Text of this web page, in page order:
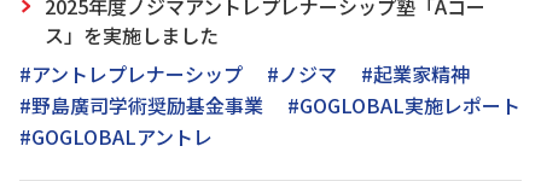
2025年度ノジマアントレプレナーシップ塾「Aコー
ス」を実施しました
#アントレプレナーシップ
#ノジマ
#起業家精神
#野島廣司学術奨励基金事業
#GOGLOBAL実施レポート
#GOGLOBALアントレ